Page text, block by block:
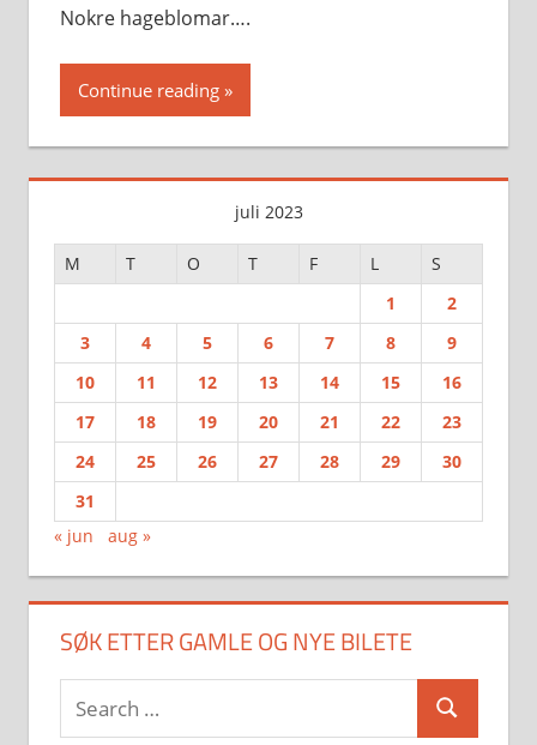
Nokre hageblomar….
Continue reading
juli 2023
M T O T F L
S
1
2
3
4 5 6 7 8
9
10
11 12 13 14 15
16
17
18 19 20 21 22
23
24
25 26 27 28 29
30
31
« jun
aug »
SØK ETTER GAMLE OG NYE BILETE
Search
for:
Search